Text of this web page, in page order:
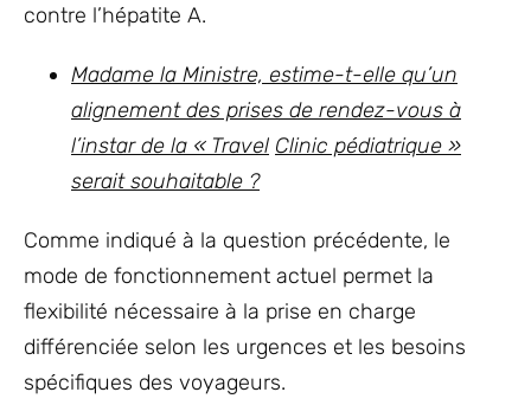
contre l’hépatite A.
Madame la Ministre, estime-t-elle qu’un
alignement des prises de rendez-vous à
l’instar de la « Travel Clinic pédiatrique »
serait souhaitable ?
Comme indiqué à la question précédente, le
mode de fonctionnement actuel permet la
flexibilité nécessaire à la prise en charge
différenciée selon les urgences et les besoins
spécifiques des voyageurs.